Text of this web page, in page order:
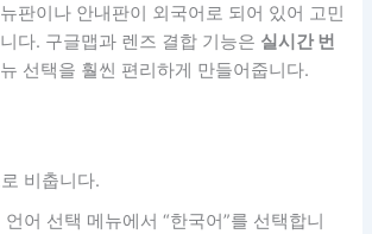
판이나 안내판이 외국어로 되어 있어 고민
다. 구글맵과 렌즈 결합 기능은 실시간 번
선택을 훨씬 편리하게 만들어줍니다.
비춥니다.
어 선택 메뉴에서 “한국어”를 선택합니